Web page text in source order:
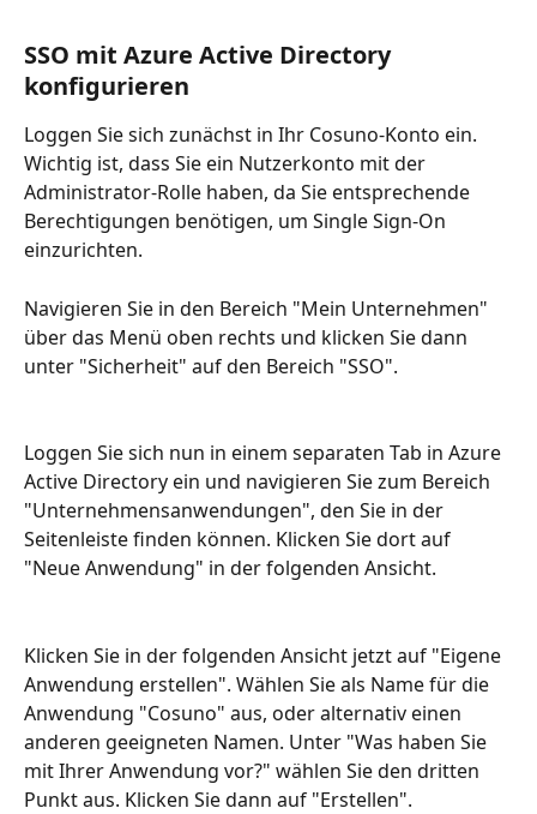
SSO mit Azure Active Directory
konfigurieren
Loggen Sie sich zunächst in Ihr Cosuno-Konto ein.
Wichtig ist, dass Sie ein Nutzerkonto mit der
Administrator-Rolle haben, da Sie entsprechende
Berechtigungen benötigen, um Single Sign-On
einzurichten.
Navigieren Sie in den Bereich "Mein Unternehmen"
über das Menü oben rechts und klicken Sie dann
unter "Sicherheit" auf den Bereich "SSO".
Loggen Sie sich nun in einem separaten Tab in Azure
Active Directory ein und navigieren Sie zum Bereich
"Unternehmensanwendungen", den Sie in der
Seitenleiste finden können. Klicken Sie dort auf
"Neue Anwendung" in der folgenden Ansicht.
Klicken Sie in der folgenden Ansicht jetzt auf "Eigene
Anwendung erstellen". Wählen Sie als Name für die
Anwendung "Cosuno" aus, oder alternativ einen
anderen geeigneten Namen. Unter "Was haben Sie
mit Ihrer Anwendung vor?" wählen Sie den dritten
Punkt aus. Klicken Sie dann auf "Erstellen".